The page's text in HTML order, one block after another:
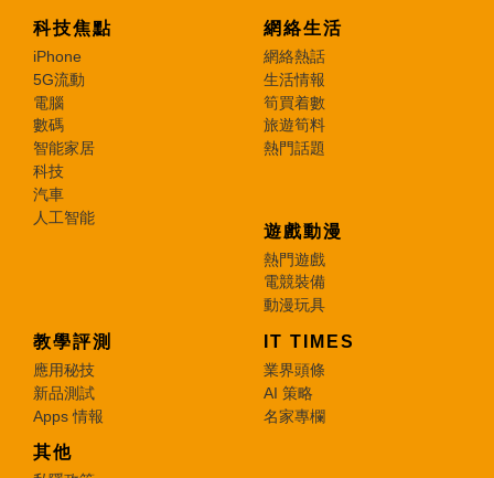
科技焦點
iPhone
5G流動
電腦
數碼
智能家居
科技
汽車
人工智能
網絡生活
網絡熱話
生活情報
筍買着數
旅遊筍料
熱門話題
遊戲動漫
熱門遊戲
電競裝備
動漫玩具
教學評測
應用秘技
新品測試
Apps 情報
IT TIMES
業界頭條
AI 策略
名家專欄
其他